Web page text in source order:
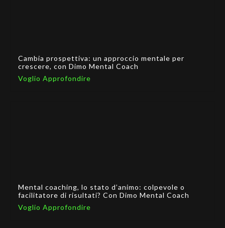
Cambia prospettiva: un approccio mentale per
crescere, con Dimo Mental Coach
Voglio Approfondire
Mental coaching, lo stato d’animo: colpevole o
facilitatore di risultati? Con Dimo Mental Coach
Voglio Approfondire